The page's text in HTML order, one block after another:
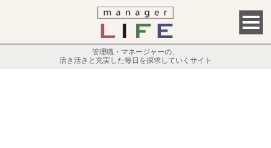
管理職・マネージャーの、
活き活きと充実した毎日を探求していくサイト